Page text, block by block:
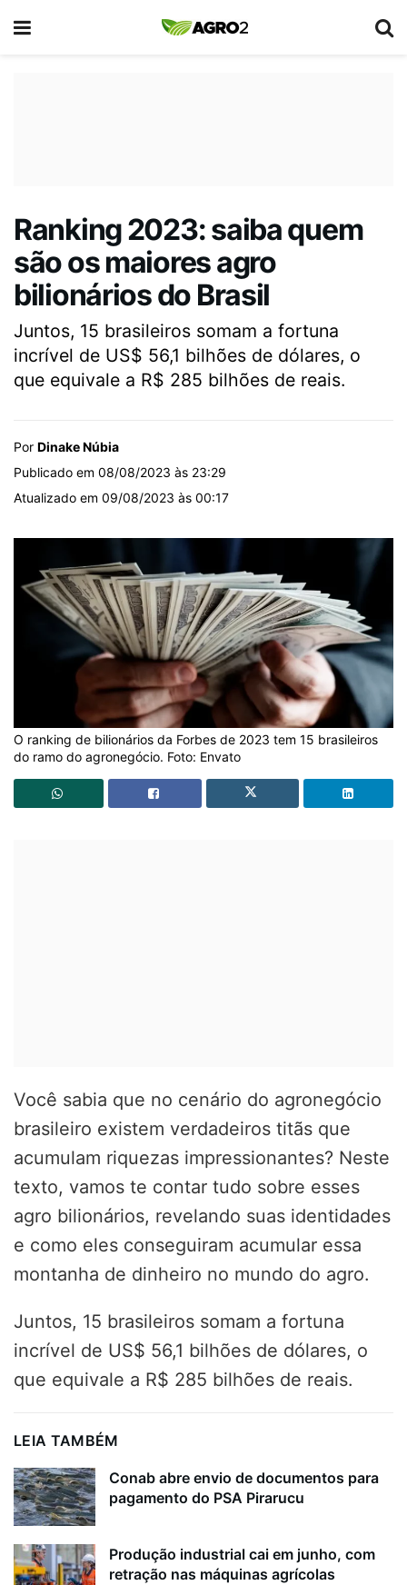
Ranking 2023: saiba quem
são os maiores agro
bilionários do Brasil
Juntos, 15 brasileiros somam a fortuna
incrível de US$ 56,1 bilhões de dólares, o
que equivale a R$ 285 bilhões de reais.
Por Dinake Núbia
Publicado em 08/08/2023 às 23:29
Atualizado em 09/08/2023 às 00:17
O ranking de bilionários da Forbes de 2023 tem 15 brasileiros
do ramo do agronegócio. Foto: Envato
Você sabia que no cenário do agronegócio
brasileiro existem verdadeiros titãs que
acumulam riquezas impressionantes? Neste
texto, vamos te contar tudo sobre esses
agro bilionários, revelando suas identidades
e como eles conseguiram acumular essa
montanha de dinheiro no mundo do agro.
Juntos, 15 brasileiros somam a fortuna
incrível de US$ 56,1 bilhões de dólares, o
que equivale a R$ 285 bilhões de reais.
LEIA TAMBÉM
Conab abre envio de documentos para
pagamento do PSA Pirarucu
Produção industrial cai em junho, com
retração nas máquinas agrícolas